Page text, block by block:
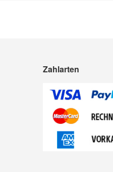
Zahlarten